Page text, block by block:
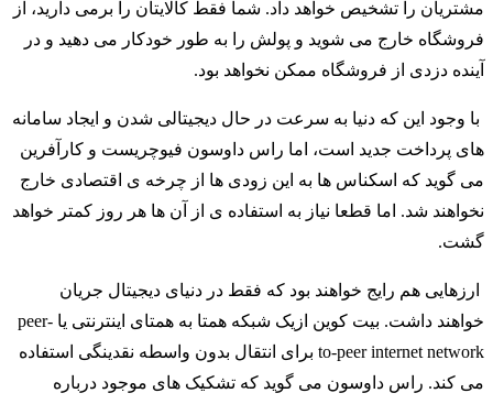
مشتریان را تشخیص خواهد داد. شما فقط کالایتان را برمی دارید، از
فروشگاه خارج می شوید و پولش را به طور خودکار می دهید و در
آینده دزدی از فروشگاه ممکن نخواهد بود.
با وجود این که دنیا به سرعت در حال دیجیتالی شدن و ایجاد سامانه
های پرداخت جدید است، اما راس داوسون فیوچریست و کارآفرین
می گوید که اسکناس ها به این زودی ها از چرخه ی اقتصادی خارج
نخواهند شد. اما قطعا نیاز به استفاده ی از آن ها هر روز کمتر خواهد
گشت.
ارزهایی هم رایج خواهند بود که فقط در دنیای دیجیتال جریان
خواهند داشت. بیت کوین ازیک شبکه همتا به همتای اینترنتی یا peer-
to-peer internet network برای انتقال بدون واسطه نقدینگی استفاده
می کند. راس داوسون می گوید که تشکیک های موجود درباره